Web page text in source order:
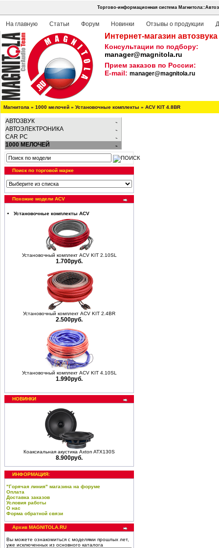
Торгово-информационная система
На главную Статьи Форум Новинки Отзывы о продукции
Интернет-магазин
Консультации по подбору:
manager@magnitola.ru
Прием заказов по России:
E-mail: manager@magnitola.ru
Магнитола » 1000 мелочей » Установочные комплекты » ACV KIT 4.8BR
АВТОЗВУК
АВТОЭЛЕКТРОНИКА
CAR PC
1000 МЕЛОЧЕЙ
Поиск по торговой марке
Похожие модели ACV
Установочные комплекты ACV
Установочный комплект ACV KIT 2.10SL
1.700руб.
Установочный комплект ACV KIT 2.4BR
2.500руб.
Установочный комплект ACV KIT 4.10SL
1.990руб.
НОВИНКИ
Коаксиальная акустика Axton ATX130S
8.900руб.
ИНФОРМАЦИЯ:
"Горячая линия" магазина на форуме
Оплата
Доставка заказов
Условия работы
О нас
Форма обратной связи
Архив MAGNITOLA.RU
Вы можете ознакомиться с моделями прошлых лет,
уже исключенных из основного каталога